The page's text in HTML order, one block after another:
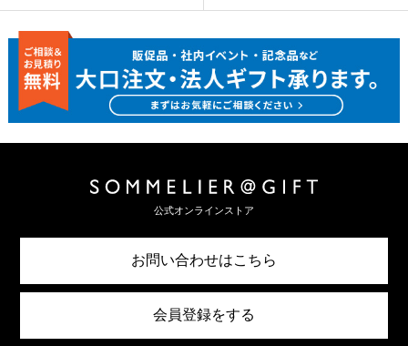
公式オンラインストア
お問い合わせはこちら
会員登録をする